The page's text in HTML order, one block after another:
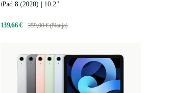
iPad 8 (2020) | 10.2"
139,66 € 359,00 € (Nauja)